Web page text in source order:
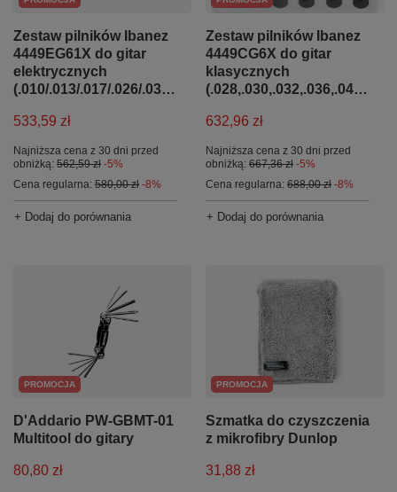
Zestaw pilników Ibanez
4449EG61X do gitar
elektrycznych
(.010/.013/.017/.026/.036/.046)
533,59 zł
Najniższa cena z 30 dni przed
obniżką: 562,59 zł -5%
Cena regularna: 580,00 zł -8%
+ Dodaj do porównania
Zestaw pilników Ibanez
4449CG6X do gitar
klasycznych
(.028,.030,.032,.036,.040,.042)
632,96 zł
Najniższa cena z 30 dni przed
obniżką: 667,36 zł -5%
Cena regularna: 688,00 zł -8%
+ Dodaj do porównania
PROMOCJA
D'Addario PW-GBMT-01
Multitool do gitary
80,80 zł
PROMOCJA
Szmatka do czyszczenia
z mikrofibry Dunlop
31,88 zł